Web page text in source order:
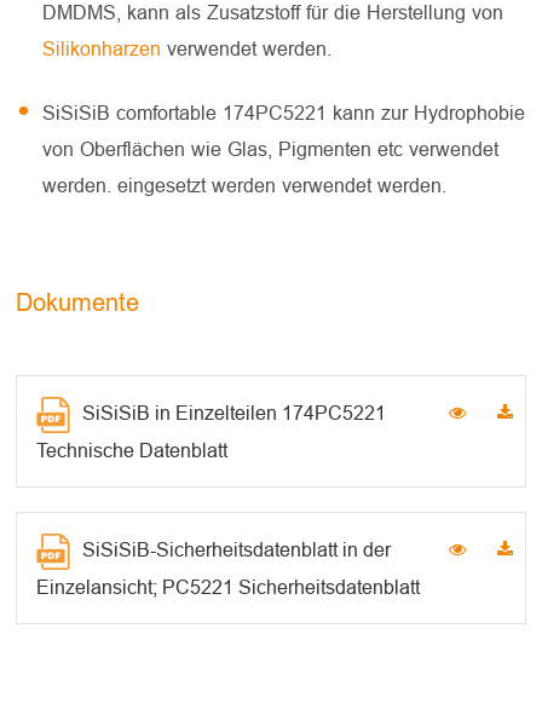
DMDMS, kann als Zusatzstoff für die Herstellung von
Silikonharzenverwendet werden.
SiSiSiB comfortable 174PC5221 kann zur Hydrophobie
von Oberflächen wie Glas, Pigmenten etc verwendet
werden. eingesetzt werden verwendet werden.
Dokumente
SiSiSiB in Einzelteilen 174PC5221
Technische Datenblatt
SiSiSiB-Sicherheitsdatenblatt in der
Einzelansicht; PC5221 Sicherheitsdatenblatt